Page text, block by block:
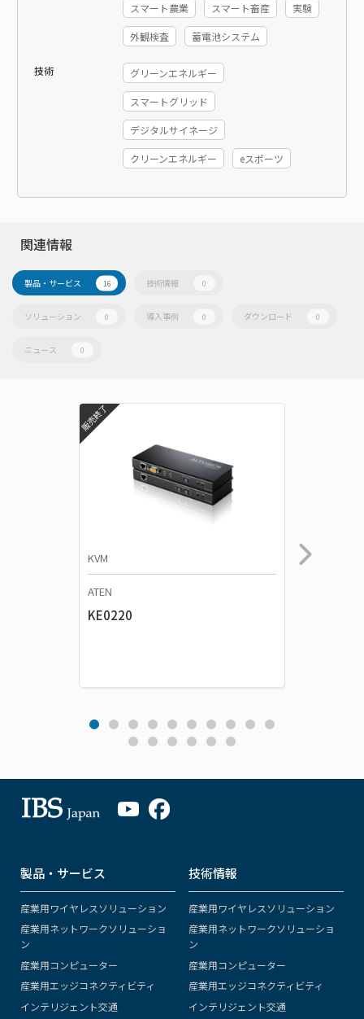
スマート農業 スマート畜産 実験
外観検査 蓄電池システム
技術 グリーンエネルギー
スマートグリッド
デジタルサイネージ
クリーンエネルギー eスポーツ
関連情報
製品・サービス 16 技術情報 0
ソリューション 0 導入事例 0 ダウンロード 0
ニュース 0
販売終了
KVM
ATEN
KE0220
製品・サービス
産業用ワイヤレスソリューション
産業用ネットワークソリューショ
ン
産業用コンピューター
産業用エッジコネクティビティ
インテリジェント交通
技術情報
産業用ワイヤレスソリューション
産業用ネットワークソリューショ
ン
産業用コンピューター
産業用エッジコネクティビティ
インテリジェント交通